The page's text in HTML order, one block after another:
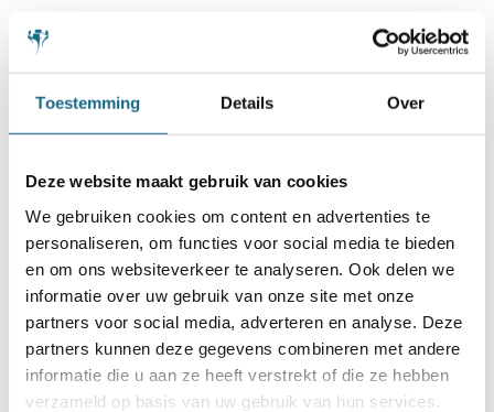
Toestemming Details Over
Deze website maakt gebruik van cookies
We gebruiken cookies om content en advertenties te
personaliseren, om functies voor social media te bieden
en om ons websiteverkeer te analyseren. Ook delen we
informatie over uw gebruik van onze site met onze
partners voor social media, adverteren en analyse. Deze
partners kunnen deze gegevens combineren met andere
informatie die u aan ze heeft verstrekt of die ze hebben
verzameld op basis van uw gebruik van hun services.
Schaken.nl wordt mede mogelijk gemaakt
door: